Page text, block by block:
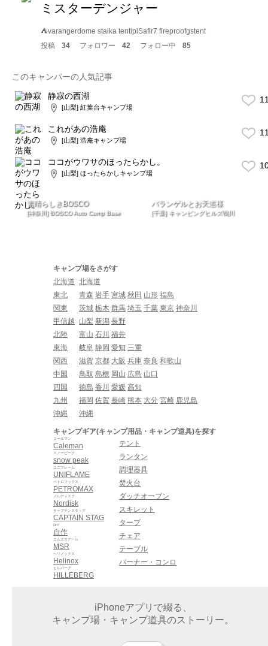
ミスターデンジャー
⛺️varangerdome staika tentipiSafir7 fireproofgstent
投稿
34 フォロワー 42 フォロー中 85
このキャンパーの人気記事
静寂の西湖
[山梨] 紅葉台キャンプ場
これがあの浩庵
[山梨] 浩庵キャンプ場
ココがウワサのほったらかし。
[山梨] ほったらかしキャンプ場
素晴らしきBOSCO
[神奈川] BOSCO Auto Camp Base
バランゲルとお天道様
[千葉] キャンピングヒルズ鴨川
キャンプ場をさがす
北海道 北海道
東北
青森 岩手 宮城 秋田 山形 福島
関東
茨城 栃木 群馬 埼玉 千葉 東京 神奈川
甲信越
山梨 新潟 長野
北陸
富山 石川 福井
東海
岐阜 静岡 愛知 三重
関西
滋賀 京都 大阪 兵庫 奈良 和歌山
中国
鳥取 島根 岡山 広島 山口
四国
徳島 香川 愛媛 高知
九州
福岡 佐賀 長崎 熊本 大分 宮崎 鹿児島
沖縄
沖縄
キャンプギア(キャンプ用品・キャンプ道具)を探す
Caleman
コールマン
snow peak
スノーピーク
UNIFLAME
ユニフレーム
PETROMAX
ペトロマックス
Nordisk
ノルディスク
CAPTAIN STAG
キャプテンスタッグ
自作
DIY
MSR
エムエスアール
Helinox
ヘリノックス
HILLEBERG
ヒルバーグ
テント
ランタン
調理器具
焚火台
ダッチオーブン
スキレット
タープ
チェア
テーブル
バーナー・コンロ
iPhoneアプリで綴る、
キャンプ場・キャンプ道具のストーリー。